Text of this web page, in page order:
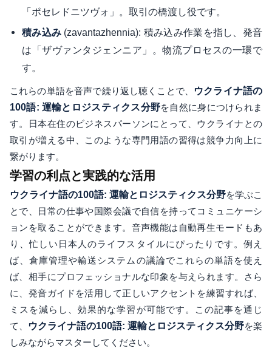
「ポセレドニツヴォ」。取引の橋渡し役です。
積み込み (zavantazhennia): 積み込み作業を指し、発音
は「ザヴァンタジェンニア」。物流プロセスの一環で
す。
これらの単語を音声で繰り返し聴くことで、
ウクライナ語の
100語: 運輸とロジスティクス分野を自然に身につけられま
す。日本在住のビジネスパーソンにとって、ウクライナとの
取引が増える中、このような専門用語の習得は競争力向上に
繋がります。
学習の利点と実践的な活用
ウクライナ語の100語: 運輸とロジスティクス分野を学ぶこ
とで、日常の仕事や国際会議で自信を持ってコミュニケーシ
ョンを取ることができます。音声機能は自動再生モードもあ
り、忙しい日本人のライフスタイルにぴったりです。例え
ば、倉庫管理や輸送システムの議論でこれらの単語を使え
ば、相手にプロフェッショナルな印象を与えられます。さら
に、発音ガイドを活用して正しいアクセントを練習すれば、
ミスを減らし、効果的な学習が可能です。この記事を通じ
て、
ウクライナ語の100語: 運輸とロジスティクス分野を楽
しみながらマスターしてください。